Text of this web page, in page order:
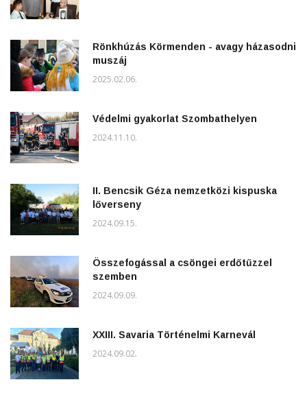
Rönkhúzás Körmenden - avagy házasodni
muszáj
2025.02.06.
Védelmi gyakorlat Szombathelyen
2024.11.10.
II. Bencsik Géza nemzetközi kispuska
lőverseny
2024.09.15.
Összefogással a csöngei erdőtűzzel
szemben
2024.09.09.
XXIII. Savaria Történelmi Karnevál
2024.09.02.